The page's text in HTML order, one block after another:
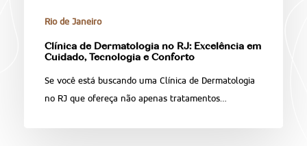
Rio de Janeiro
Clínica de Dermatologia no RJ: Excelência em
Cuidado, Tecnologia e Conforto
Se você está buscando uma Clínica de Dermatologia
no RJ que ofereça não apenas tratamentos…